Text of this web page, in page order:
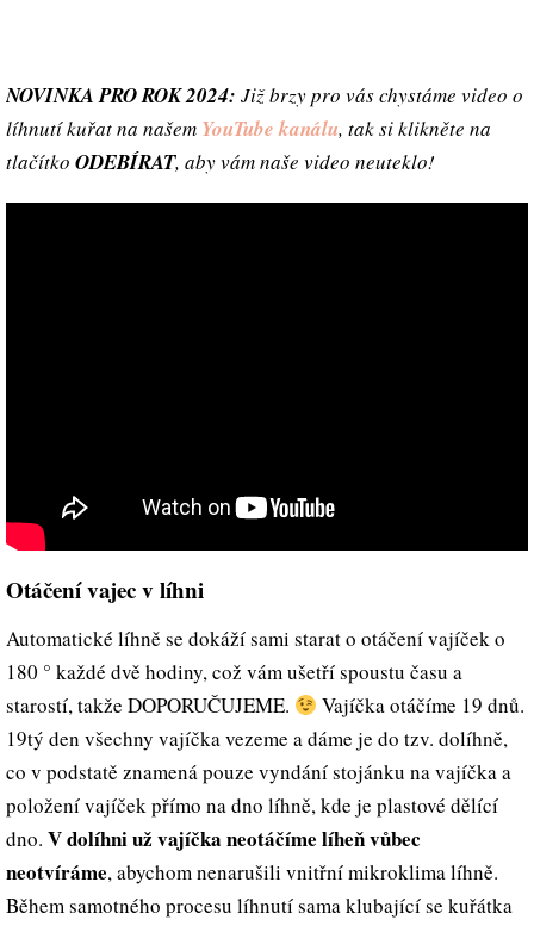
NOVINKA PRO ROK 2024: Již brzy pro vás chystáme video o
líhnutí kuřat na našem YouTube kanálu, tak si klikněte na
tlačítko ODEBÍRAT, aby vám naše video neuteklo!
Otáčení vajec v líhni
Automatické líhně se dokáží sami starat o otáčení vajíček o
180 ° každé dvě hodiny, což vám ušetří spoustu času a
starostí, takže DOPORUČUJEME.
Vajíčka otáčíme 19 dnů.
19tý den všechny vajíčka vezeme a dáme je do tzv. dolíhně,
co v podstatě znamená pouze vyndání stojánku na vajíčka a
položení vajíček přímo na dno líhně, kde je plastové dělící
dno. V dolíhni už vajíčka neotáčíme líheň vůbec
neotvíráme, abychom nenarušili vnitřní mikroklima líhně.
Během samotného procesu líhnutí sama klubající se kuřátka